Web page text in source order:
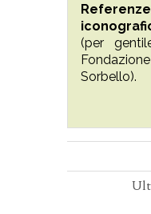
Referenze
(per
Sorbello).